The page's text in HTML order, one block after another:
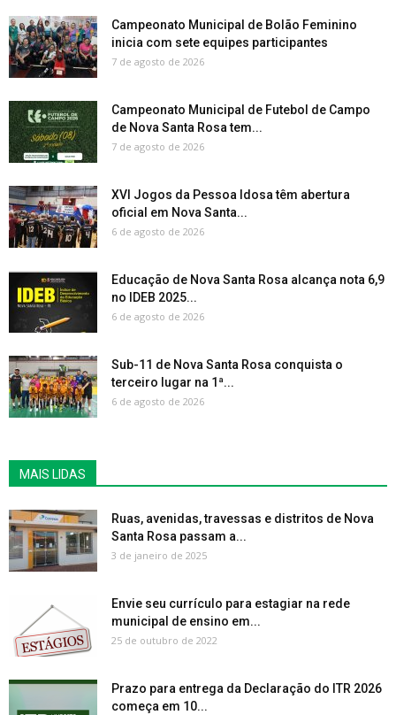
Campeonato Municipal de Bolão Feminino
inicia com sete equipes participantes
7 de agosto de 2026
Campeonato Municipal de Futebol de Campo
de Nova Santa Rosa tem...
7 de agosto de 2026
XVI Jogos da Pessoa Idosa têm abertura
oficial em Nova Santa...
6 de agosto de 2026
Educação de Nova Santa Rosa alcança nota 6,9
no IDEB 2025...
6 de agosto de 2026
Sub-11 de Nova Santa Rosa conquista o
terceiro lugar na 1ª...
6 de agosto de 2026
MAIS LIDAS
Ruas, avenidas, travessas e distritos de Nova
Santa Rosa passam a...
3 de janeiro de 2025
Envie seu currículo para estagiar na rede
municipal de ensino em...
25 de outubro de 2022
Prazo para entrega da Declaração do ITR 2026
começa em 10...